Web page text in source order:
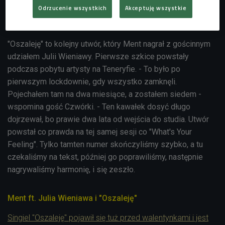
z Wieniawą, który
ma się znaleźć na długo
zapowiadanej solowej płycie artysty.
"Oszaleję" to kolejny utwór, który Ment nagrał z gościnnym
udziałem Julii Wieniawy. Pierwsze szkice powstały
podczas pobytu artysty na Teneryfie. - To było po
pierwszym lockdownie, gdy wszystko zamknęli.
Pojechałem tam na dwa miesiące, a zostałem siedem -
wspomina gość Czwórki. - Ten kawałek dosyć długo
dojrzewał, bo prawie dwa lata od wejścia do studia. Utwór
powstał co prawda na tej samej sesji co "What's Your
Feeling". Tylko tamten numer skończyliśmy szybko, a tu
czekaliśmy na tekst, później go poprawiliśmy, następnie
nagrywaliśmy harmonię, i się zeszło.
Ment ft. Julia Wieniawa i "Oszaleję"
Singiel "Oszaleję" pojawił się tuż przed walentynkami i jest
Odrzucenie wszystkich Akceptuję wszystkie